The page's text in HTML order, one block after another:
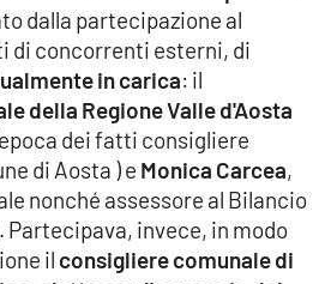
dalla partecipazione al
di concorrenti esterni, di
in carica: il
della Regione Valle d'Aosta
dei fatti consigliere
di Aosta ) e Monica Carcea,
nonché assessore al Bilancio
Partecipava, invece, in modo
il consigliere comunale di